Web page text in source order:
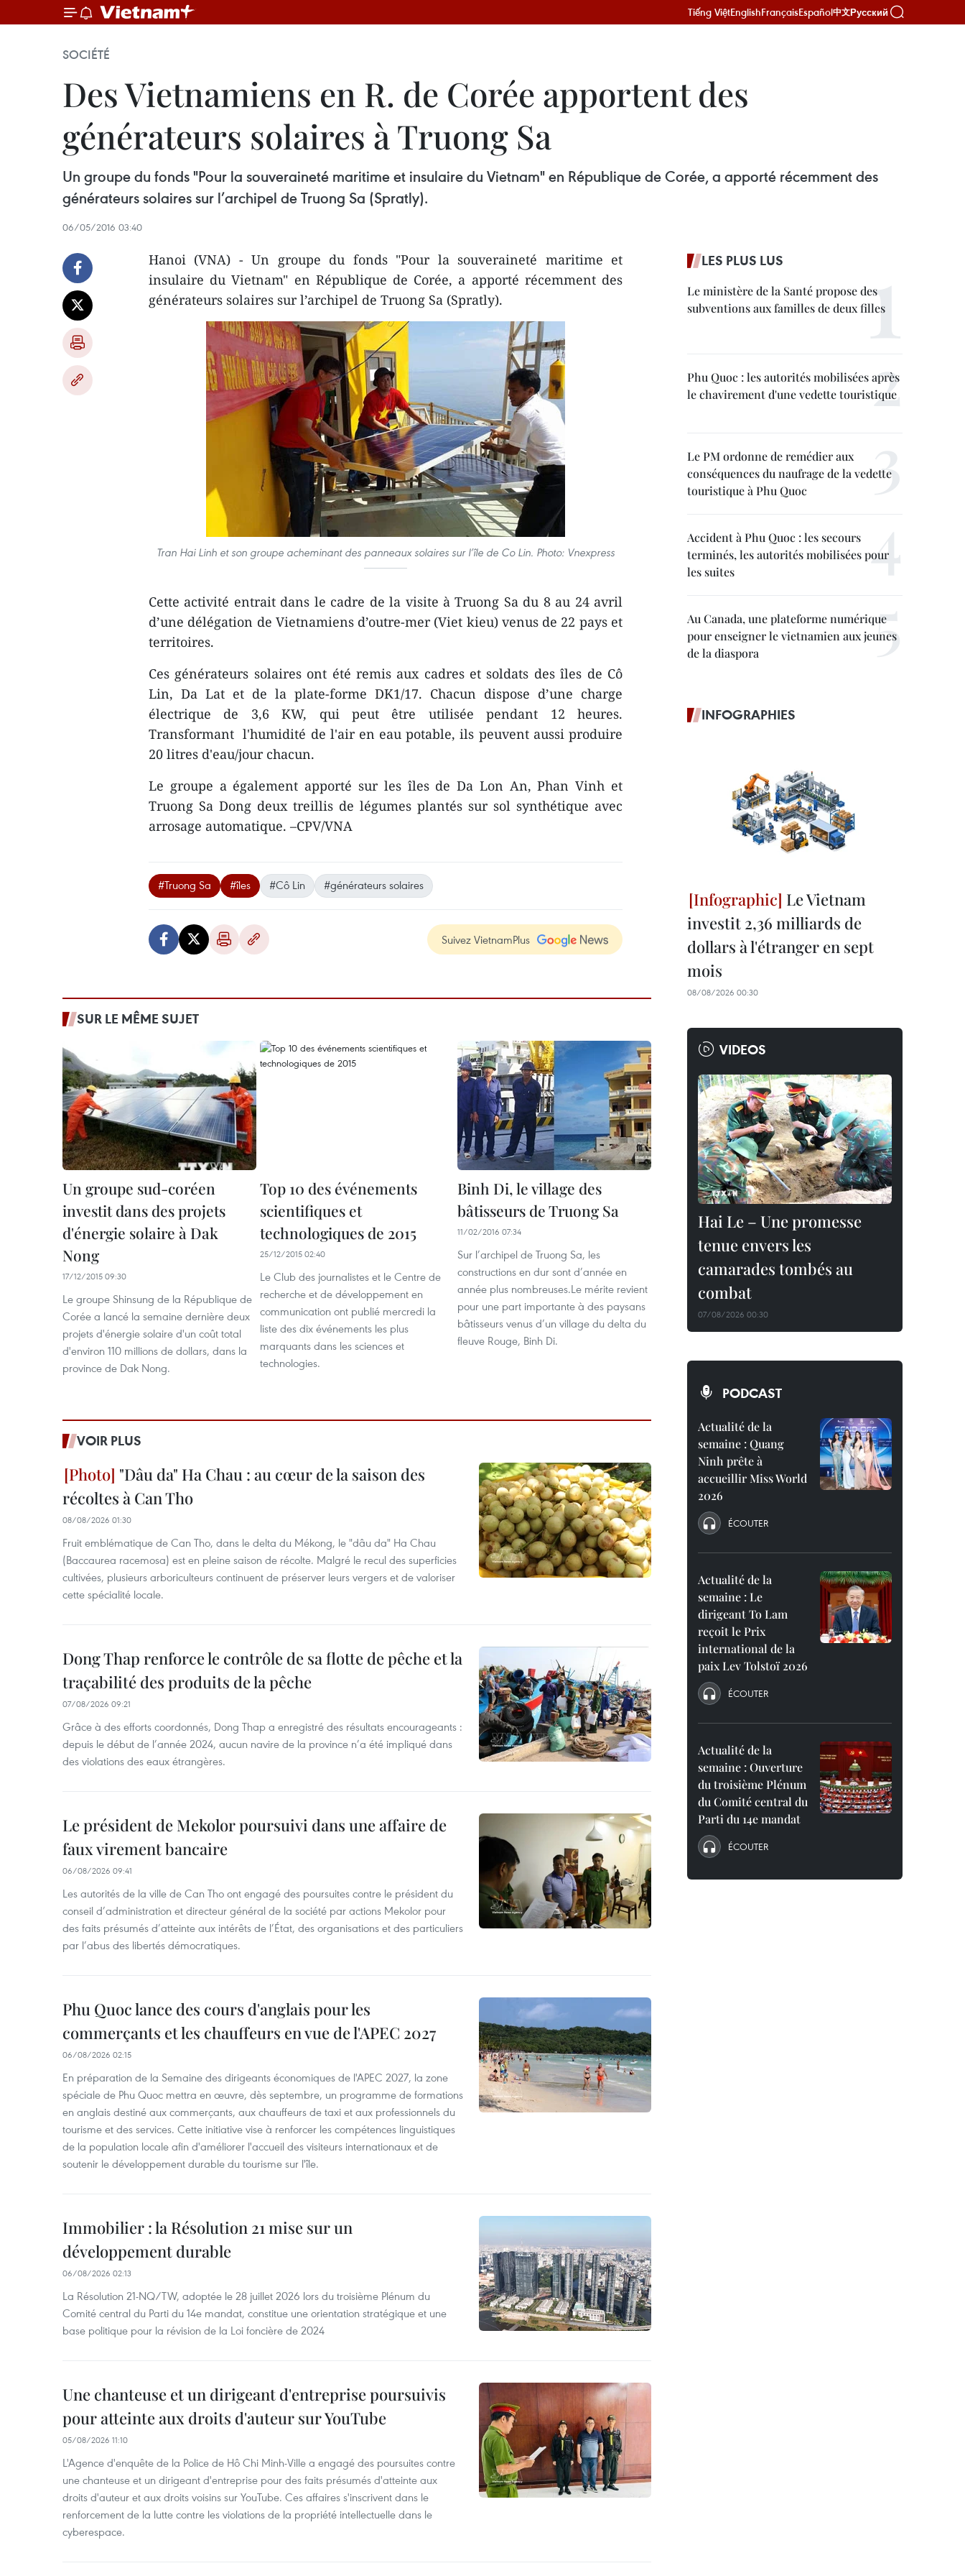
Tiếng ViệtEnglishFrançaisEspañol中文Русский
SOCIÉTÉ
Des Vietnamiens en R. de Corée apportent des
générateurs solaires à Truong Sa
Un groupe du fonds "Pour la souveraineté maritime et insulaire du Vietnam" en République de Corée, a apporté récemment des
générateurs solaires sur l’archipel de Truong Sa (Spratly).
06/05/2016 03:40
Hanoi (VNA) - Un groupe du fonds "Pour la souveraineté maritime et
insulaire du Vietnam" en République de Corée, a apporté récemment des
générateurs solaires sur l’archipel de Truong Sa (Spratly).
Tran Hai Linh et son groupe acheminant des panneaux solaires sur l’île de Co Lin. Photo: Vnexpress
Cette activité entrait dans le cadre de la visite à Truong Sa du 8 au 24 avril
d’une délégation de Vietnamiens d’outre-mer (Viet kieu) venus de 22 pays et
territoires.
Ces générateurs solaires ont été remis aux cadres et soldats des îles de Cô
Lin, Da Lat et de la plate-forme DK1/17. Chacun dispose d’une charge
électrique de 3,6 KW, qui peut être utilisée pendant 12 heures.
Transformant l'humidité de l'air en eau potable, ils peuvent aussi produire
20 litres d'eau/jour chacun.
Le groupe a également apporté sur les îles de Da Lon An, Phan Vinh et
Truong Sa Dong deux treillis de légumes plantés sur sol synthétique avec
arrosage automatique. –CPV/VNA
#Truong Sa #îles #Cô Lin #générateurs solaires
Suivez VietnamPlus
SUR LE MÊME SUJET
Un groupe sud-coréen
investit dans des projets
d'énergie solaire à Dak
Nong
17/12/2015 09:30
Le groupe Shinsung de la République de
Corée a lancé la semaine dernière deux
projets d'énergie solaire d'un coût total
d'environ 110 millions de dollars, dans la
province de Dak Nong.
Top 10 des événements
scientifiques et
technologiques de 2015
25/12/2015 02:40
Le Club des journalistes et le Centre de
recherche et de développement en
communication ont publié mercredi la
liste des dix événements les plus
marquants dans les sciences et
technologies.
Binh Di, le village des
bâtisseurs de Truong Sa
11/02/2016 07:34
Sur l’archipel de Truong Sa, les
constructions en dur sont d’année en
année plus nombreuses.Le mérite revient
pour une part importante à des paysans
bâtisseurs venus d’un village du delta du
fleuve Rouge, Binh Di.
VOIR PLUS
"Dâu da" Ha Chau : au cœur de la saison des
récoltes à Can Tho
08/08/2026 01:30
Fruit emblématique de Can Tho, dans le delta du Mékong, le "dâu da" Ha Chau
(Baccaurea racemosa) est en pleine saison de récolte. Malgré le recul des superficies
cultivées, plusieurs arboriculteurs continuent de préserver leurs vergers et de valoriser
cette spécialité locale.
Dong Thap renforce le contrôle de sa flotte de pêche et la
traçabilité des produits de la pêche
07/08/2026 09:21
Grâce à des efforts coordonnés, Dong Thap a enregistré des résultats encourageants :
depuis le début de l’année 2024, aucun navire de la province n’a été impliqué dans
des violations des eaux étrangères.
Le président de Mekolor poursuivi dans une affaire de
faux virement bancaire
06/08/2026 09:41
Les autorités de la ville de Can Tho ont engagé des poursuites contre le président du
conseil d’administration et directeur général de la société par actions Mekolor pour
des faits présumés d’atteinte aux intérêts de l’État, des organisations et des particuliers
par l’abus des libertés démocratiques.
Phu Quoc lance des cours d'anglais pour les
commerçants et les chauffeurs en vue de l'APEC 2027
06/08/2026 02:15
En préparation de la Semaine des dirigeants économiques de l'APEC 2027, la zone
spéciale de Phu Quoc mettra en œuvre, dès septembre, un programme de formations
en anglais destiné aux commerçants, aux chauffeurs de taxi et aux professionnels du
tourisme et des services. Cette initiative vise à renforcer les compétences linguistiques
de la population locale afin d'améliorer l'accueil des visiteurs internationaux et de
soutenir le développement durable du tourisme sur l'île.
Immobilier : la Résolution 21 mise sur un
développement durable
06/08/2026 02:13
La Résolution 21-NQ/TW, adoptée le 28 juillet 2026 lors du troisième Plénum du
Comité central du Parti du 14e mandat, constitue une orientation stratégique et une
base politique pour la révision de la Loi foncière de 2024
Une chanteuse et un dirigeant d'entreprise poursuivis
pour atteinte aux droits d'auteur sur YouTube
05/08/2026 11:10
L'Agence d'enquête de la Police de Hô Chi Minh-Ville a engagé des poursuites contre
une chanteuse et un dirigeant d'entreprise pour des faits présumés d'atteinte aux
droits d'auteur et aux droits voisins sur YouTube. Ces affaires s'inscrivent dans le
renforcement de la lutte contre les violations de la propriété intellectuelle dans le
cyberespace.
LES PLUS LUS
Le ministère de la Santé propose des
subventions aux familles de deux filles
Phu Quoc : les autorités mobilisées après
le chavirement d'une vedette touristique
Le PM ordonne de remédier aux
conséquences du naufrage de la vedette
touristique à Phu Quoc
Accident à Phu Quoc : les secours
terminés, les autorités mobilisées pour
les suites
Au Canada, une plateforme numérique
pour enseigner le vietnamien aux jeunes
de la diaspora
INFOGRAPHIES
Le Vietnam
investit 2,36 milliards de
dollars à l'étranger en sept
mois
08/08/2026 00:30
VIDEOS
Hai Le – Une promesse
tenue envers les
camarades tombés au
combat
07/08/2026 00:30
PODCAST
Actualité de la
semaine : Quang
Ninh prête à
accueillir Miss World
2026
ÉCOUTER
Actualité de la
semaine : Le
dirigeant To Lam
reçoit le Prix
international de la
paix Lev Tolstoï 2026
ÉCOUTER
Actualité de la
semaine : Ouverture
du troisième Plénum
du Comité central du
Parti du 14e mandat
ÉCOUTER